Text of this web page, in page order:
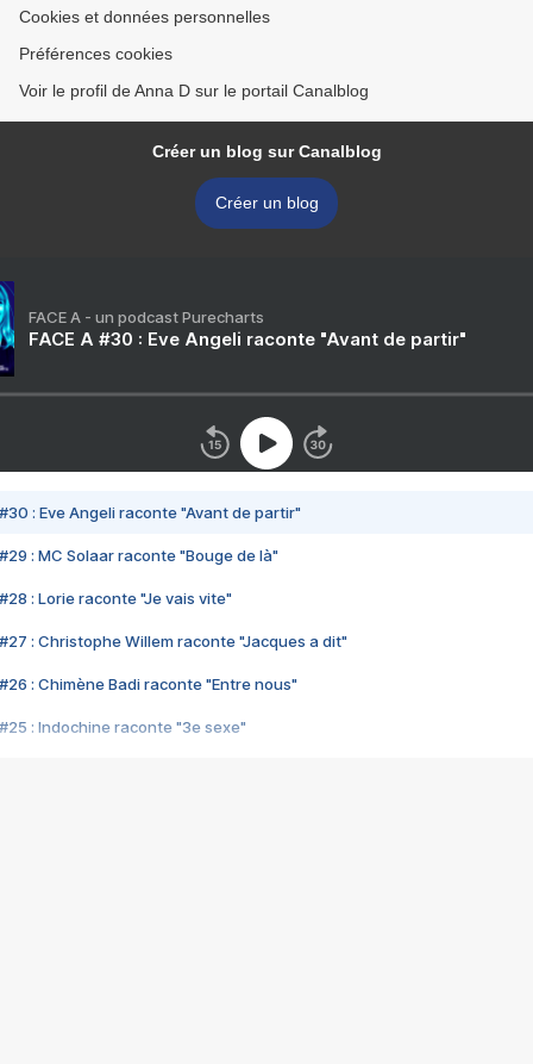
Cookies et données personnelles
Préférences cookies
Voir le profil de Anna D sur le portail Canalblog
Créer un blog sur Canalblog
Créer un blog
FACE A - un podcast Purecharts
FACE A #30 : Eve Angeli raconte "Avant de partir"
#30 : Eve Angeli raconte "Avant de partir"
#29 : MC Solaar raconte "Bouge de là"
#28 : Lorie raconte "Je vais vite"
#27 : Christophe Willem raconte "Jacques a dit"
#26 : Chimène Badi raconte "Entre nous"
#25 : Indochine raconte "3e sexe"